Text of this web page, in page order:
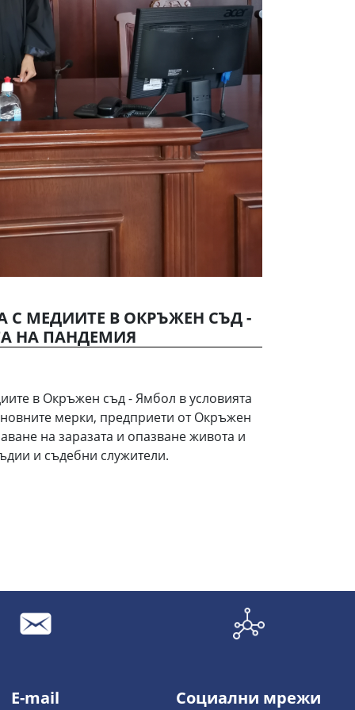
С МЕДИИТЕ В ОКРЪЖЕН СЪД -
НА ПАНДЕМИЯ
в Окръжен съд - Ямбол в условията
мерки, предприети от Окръжен
на заразата и опазване живота и
и съдебни служители.
E-mail Социални мрежи